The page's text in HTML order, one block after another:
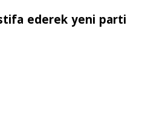
ederek yeni parti